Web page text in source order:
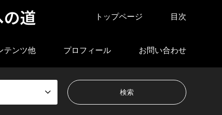
道 トップページ 目次
テンツ他 プロフィール お問い合わせ